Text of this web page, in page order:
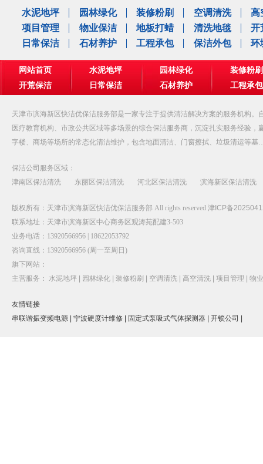
水泥地坪 园林绿化 装修粉刷 空调清洗
高
项目管理
物业保洁 地板打蜡 清洗地毯
开
日常保洁
石材养护 工程承包 保洁外包 环
网站首页 水泥地坪 园林绿化
装修粉刷
开荒保洁
日常保洁 石材养护
工程承包
天津市滨海新区快洁优保洁服务部是一家专注于提供清洁解决方案的服务机构
医疗教育机构、市政公共区域等多场景的综合保洁服务商，沉淀扎实服务经验
字楼、商场等场所的常态化清洁维护，包含地面清洁、门窗擦拭、垃圾清运等基
保洁公司服务区域：
津南区保洁清洗
东丽区保洁清洗 河北区保洁清洗 滨海新区保洁清洗
版权所有：天津市滨海新区快洁优保洁服务部 All rights reserved 津ICP备
联系地址：天津市滨海新区中心商务区观涛苑配建3-503
业务电话：13920566956 | 18622053792
咨询直线：13920566956 (周一至周日)
旗下网站：
主营服务： 水泥地坪 | 园林绿化 | 装修粉刷 | 空调清洗 | 高空清洗 | 项目管理 | 物
友情链接
串联谐振变频电源 | 宁波硬度计维修 | 固定式泵吸式气体探测器 | 开锁公司 |